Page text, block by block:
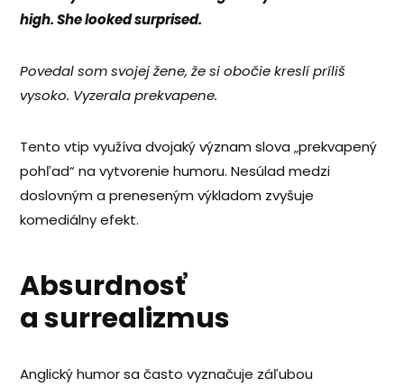
high. She looked surprised.
Povedal som svojej žene, že si obočie kreslí príliš
vysoko. Vyzerala prekvapene.
Tento vtip využíva dvojaký význam slova „prekvapený
pohľad“ na vytvorenie humoru. Nesúlad medzi
doslovným a preneseným výkladom zvyšuje
komediálny efekt.
Absurdnosť
a surrealizmus
Anglický humor sa často vyznačuje záľubou